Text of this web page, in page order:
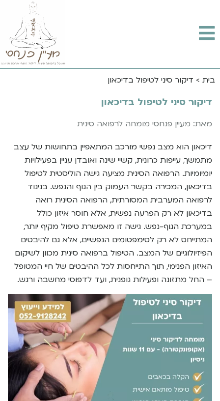
בית > דיקור סיני לטיפול בדיכאון
דיקור סיני לטיפול בדיכאון
מאת: מעיין פנחסי מומחה לרפואה סינית
דיכאון הוא מצב נפשי מורכב המתאפיין בתחושות של עצב
מתמשך, עייפות כרונית, קשיי שינה ואובדן עניין בפעילויות
יומיומיות. הרפואה הסינית מציעה גישה הוליסטית לטיפול
בדיכאון, המכירה בקשר העמוק בין הגוף והנפש. בניגוד
לרפואה המערבית המסורתית, הרפואה הסינית רואה
בדיכאון לא רק הפרעה נפשית, אלא חוסר איזון כולל
במערכת הגוף-נפש. גישה זו מאפשרת טיפול מקיף יותר,
המתייחס לא רק לסימפטומים הנפשיים, אלא גם להיבטים
הפיזיולוגיים של המצב. הטיפול ברפואה סינית מכוון לשיקום
האיזון הפנימי, תוך התייחסות לכל ההיבטים של חיי המטופל
– החל מתזונה ופעילות גופנית, ועד לדפוסי מחשבה ורגש.